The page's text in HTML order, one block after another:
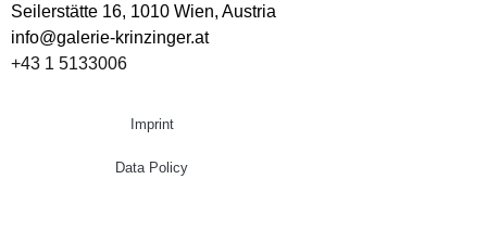
Seilerstätte 16, 1010 Wien, Austria
info@galerie-krinzinger.at
+43 1 5133006
Imprint
Data Policy